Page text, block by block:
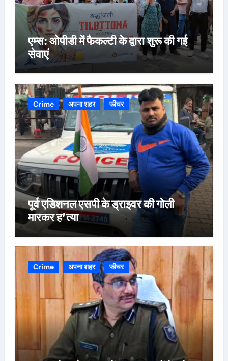
एम्स: ओपीडी में फैकल्टी के द्वारा शुरू की गई
सेवाएं
Crime अपना शहर फीचर
पूर्व एडिशनल एसपी के ड्राइवर की गोली
मारकर ह’त्या
Crime अपना शहर फीचर